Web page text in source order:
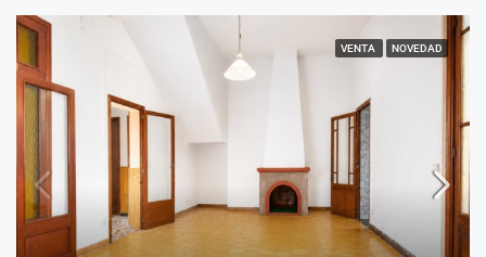
VENTA NOVEDAD